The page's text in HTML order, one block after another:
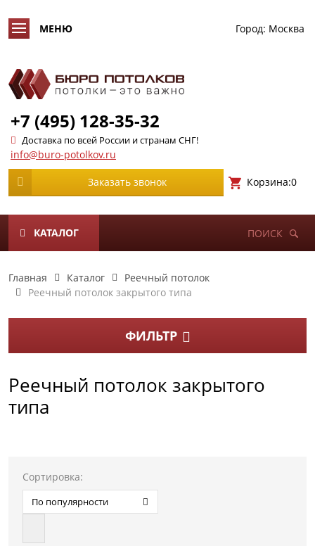
Город: Москва
+7 (495) 128-35-32
Доставка по всей России и странам СНГ!
info@buro-potolkov.ru
Заказать звонок Корзина:0
КАТАЛОГ ПОИСК
Главная Каталог
Реечный потолок
Реечный потолок закрытого типа
ФИЛЬТР
Реечный потолок закрытого
типа
Сортировка:
По популярности